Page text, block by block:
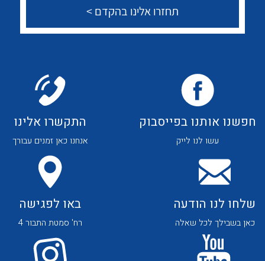
לכל מוצרי היצרן לכל מוצרי היצרן
חפשנו אותנו בפייסבוק
עשו לנו לייק
התקשרו אלינו
אנחנו כאן זמנים עבורך
שלחו לנו הודעה
כאן בשבילך לכל שאלה
באו לפגישה
רח' סמטת התבור 4